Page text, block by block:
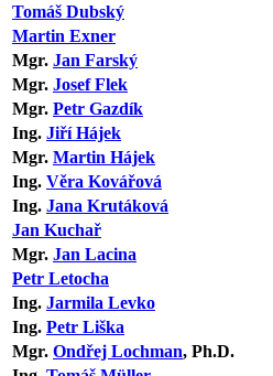
Tomáš Dubský
Martin Exner
Mgr. Jan Farský
Mgr. Josef Flek
Mgr. Petr Gazdík
Ing. Jiří Hájek
Mgr. Martin Hájek
Ing. Věra Kovářová
Ing. Jana Krutáková
Jan Kuchař
Mgr. Jan Lacina
Petr Letocha
Ing. Jarmila Levko
Ing. Petr Liška
Mgr. Ondřej Lochman, Ph.D.